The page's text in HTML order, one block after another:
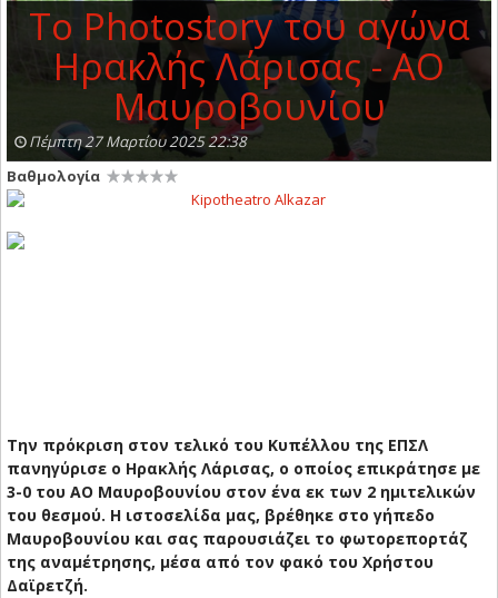
To Photostory του αγώνα
Ηρακλής Λάρισας - ΑΟ
Μαυροβουνίου
Πέμπτη 27 Μαρτίου 2025 22:38
Βαθμολογία
Tην πρόκριση στον τελικό του Κυπέλλου της ΕΠΣΛ
πανηγύρισε ο Ηρακλής Λάρισας, ο οποίος επικράτησε με
3-0 του ΑΟ Μαυροβουνίου στον ένα εκ των 2 ημιτελικών
του θεσμού. Η ιστοσελίδα μας, βρέθηκε στο γήπεδο
Μαυροβουνίου και σας παρουσιάζει το φωτορεπορτάζ
της αναμέτρησης, μέσα από τον φακό του Χρήστου
Δαϊρετζή.